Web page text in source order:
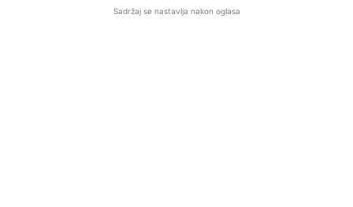
Sadržaj se nastavlja nakon oglasa